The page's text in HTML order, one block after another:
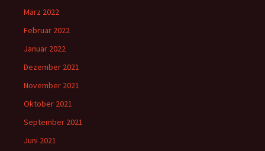
März 2022
Februar 2022
Januar 2022
Dezember 2021
November 2021
Oktober 2021
September 2021
Juni 2021